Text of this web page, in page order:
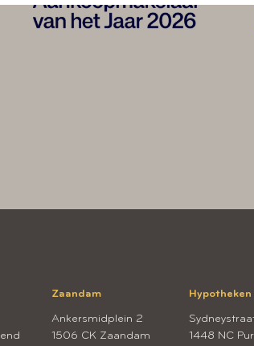
Zaandam
Ankersmidplein 2
1506 CK Zaandam
Hypotheken
1448 NC